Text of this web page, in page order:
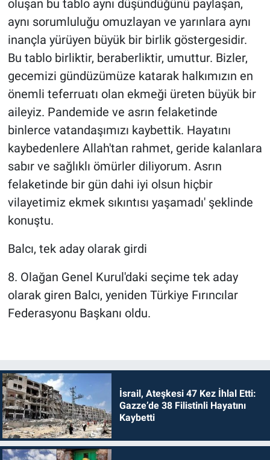
oluşan bu tablo aynı düşündüğünü paylaşan,
aynı sorumluluğu omuzlayan ve yarınlara aynı
inançla yürüyen büyük bir birlik göstergesidir.
Bu tablo birliktir, beraberliktir, umuttur. Bizler,
gecemizi gündüzümüze katarak halkımızın en
önemli teferruatı olan ekmeği üreten büyük bir
aileyiz. Pandemide ve asrın felaketinde
binlerce vatandaşımızı kaybettik. Hayatını
kaybedenlere Allah'tan rahmet, geride kalanlara
sabır ve sağlıklı ömürler diliyorum. Asrın
felaketinde bir gün dahi iyi olsun hiçbir
vilayetimiz ekmek sıkıntısı yaşamadı' şeklinde
konuştu.
Balcı, tek aday olarak girdi
8. Olağan Genel Kurul'daki seçime tek aday
olarak giren Balcı, yeniden Türkiye Fırıncılar
Federasyonu Başkanı oldu.
İsrail, Ateşkesi 47 Kez İhlal Etti:
Gazze’de 38 Filistinli Hayatını
Kaybetti